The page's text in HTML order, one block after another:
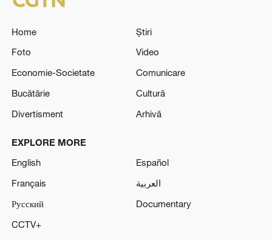
Home
Știri
Foto
Video
Economie-Societate
Comunicare
Bucătărie
Cultură
Divertisment
Arhivă
EXPLORE MORE
English
Español
Français
العربية
Русский
Documentary
CCTV+